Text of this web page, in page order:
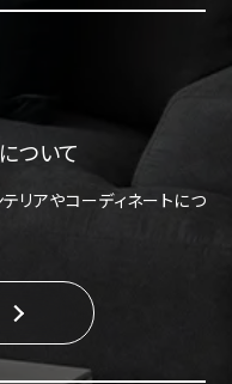
ついて
リアやコーディネートにつ